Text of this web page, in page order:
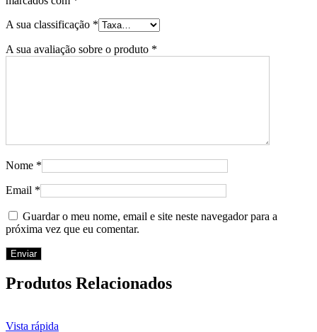
A sua classificação *
A sua avaliação sobre o produto *
Nome *
Email *
Guardar o meu nome, email e site neste navegador para a
próxima vez que eu comentar.
Produtos Relacionados
Vista rápida